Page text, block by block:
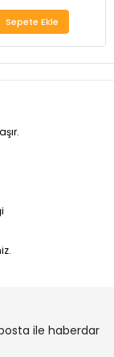
Sepete Ekle
ile haberdar